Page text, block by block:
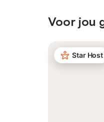
Voor jou
Star Host